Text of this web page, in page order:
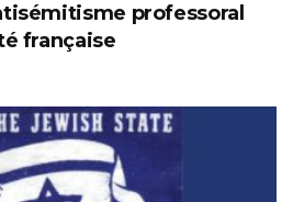
professoral
française